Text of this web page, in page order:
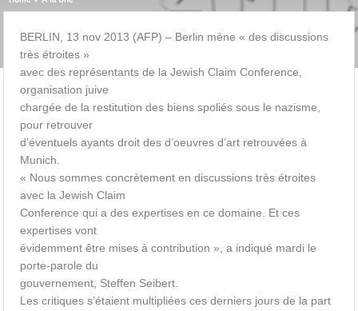
BERLIN, 13 nov 2013 (AFP) – Berlin mène « des discussions
très étroites »
avec des représentants de la Jewish Claim Conference,
organisation juive
chargée de la restitution des biens spoliés sous le nazisme,
pour retrouver
d’éventuels ayants droit des d’oeuvres d’art retrouvées à
Munich.
« Nous sommes concrètement en discussions très étroites
avec la Jewish Claim
Conference qui a des expertises en ce domaine. Et ces
expertises vont
évidemment être mises à contribution », a indiqué mardi le
porte-parole du
gouvernement, Steffen Seibert.
Les critiques s’étaient multipliées ces derniers jours de la part